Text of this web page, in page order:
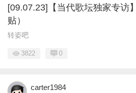
[09.07.23]【当代歌坛独家专访
贴）
转姿吧
3822 0
carter1984